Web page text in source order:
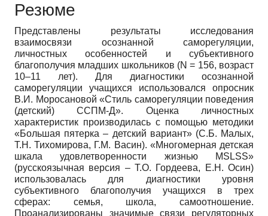
Резюме
Представлены результаты исследования
взаимосвязи осознанной саморегуляции,
личностных особенностей и субъективного
благополучия младших школьников (N = 156, возраст
10–11 лет). Для диагностики осознанной
саморегуляции учащихся использовался опросник
В.И. Моросановой «Стиль саморегуляции поведения
(детский) ССПМ-Д». Оценка личностных
характеристик производилась с помощью методики
«Большая пятерка – детский вариант» (С.Б. Малых,
Т.Н. Тихомирова, Г.М. Васин). «Многомерная детская
шкала удовлетворенности жизнью MSLSS»
(русскоязычная версия – Т.О. Гордеева, Е.Н. Осин)
использовалась для диагностики уровня
субъективного благополучия учащихся в трех
сферах: семья, школа, самоотношение.
Проанализированы значимые связи регуляторных